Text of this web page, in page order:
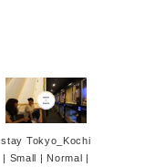
stay Tokyo_Kochi
| Small | Normal |